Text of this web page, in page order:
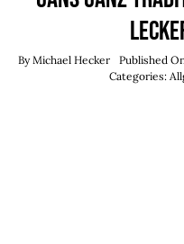
ByMichael Hecker
Published
Categories: